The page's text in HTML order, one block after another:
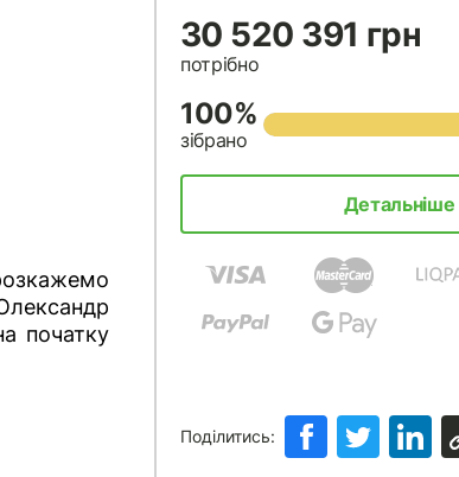
початку
30 520 391 грн
потрібно
100%
зібрано
Детальніше
Поділитись: